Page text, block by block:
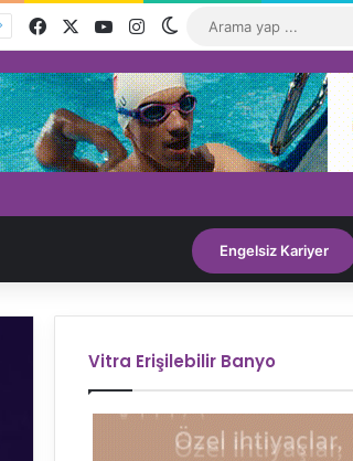
Facebook YouTubeInstagramDış görünümü değiştir
Engelsiz Kariyer
Vitra Erişilebilir Banyo